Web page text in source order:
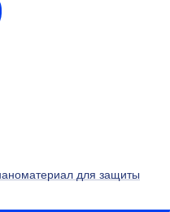
для защиты